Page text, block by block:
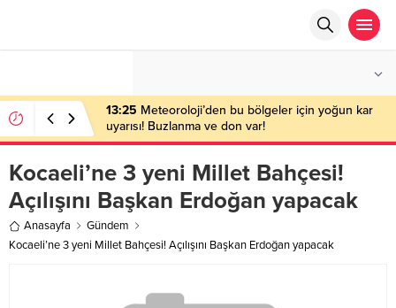
13:25 Meteoroloji’den bu bölgeler için yoğun kar
uyarısı! Buzlanma ve don var!
Kocaeli’ne 3 yeni Millet Bahçesi!
Açılışını Başkan Erdoğan yapacak
Anasayfa
Gündem
Kocaeli’ne 3 yeni Millet Bahçesi! Açılışını Başkan Erdoğan yapacak